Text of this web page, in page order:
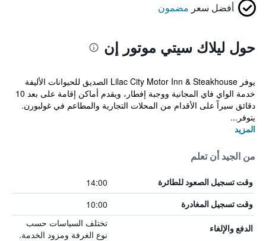
أفضل سعر مضمون
حول ليلاك سيتي موتور إن
يوفر Lilac City Motor Inn & Steakhouse الصديق للحيوانات الأليفة
خدمة الواي فاي المجانية ووجبة إفطار، ويقدم أماكن إقامة على بعد 10
دقائق سيراً على الأقدام من المحلات التجارية والمطاعم في غولبورن.
يتوفر...
المزيد
من الجيد أن تعلم
وقت تسجيل الصعود للطائرة 14:00
وقت تسجيل المغادرة 10:00
الدفع والإلغاء
تختلف السياسات حسب
نوع الغرفة ومزود الخدمة.